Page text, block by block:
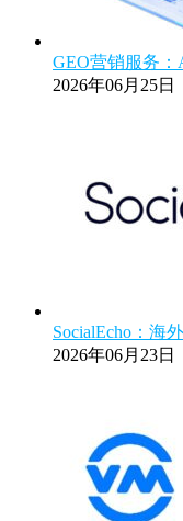
GEO营销服务
2026年06月25日
SocialEcho：海
2026年06月23日